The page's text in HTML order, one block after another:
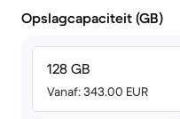
Opslagcapaciteit (GB)
128 GB
Vanaf: 343.00 EUR